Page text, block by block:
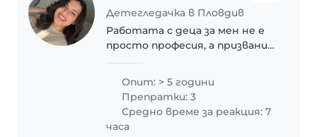
Детегледачка в Пловдив
Работата с деца за мен не е
просто професия, а призвание,
отдаденост. Разполагам с
три години професионален
опит като детегледачка..
Опит: > 5 години
Препратки: 3
Средно време за реакция: 7
часа